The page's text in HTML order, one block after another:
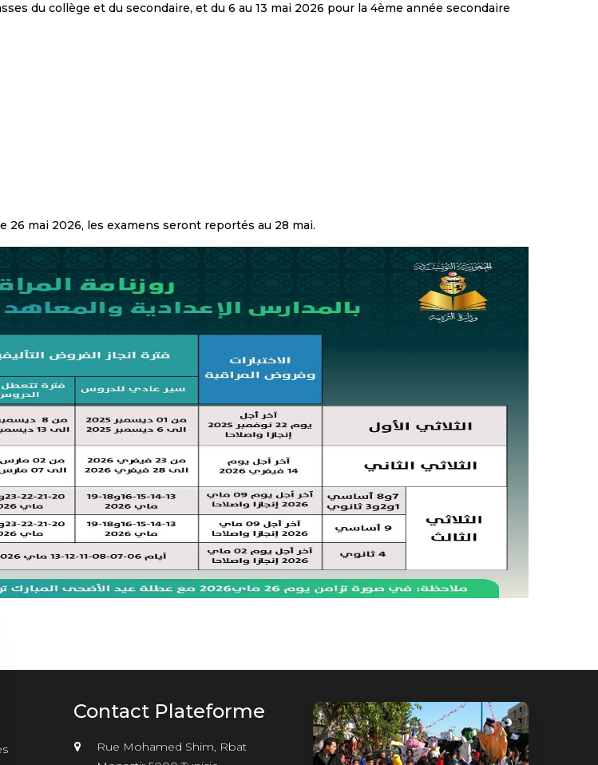
du collège et du secondaire, et du 6 au 13 mai 2026 pour la 4ème année secondaire
26 mai 2026, les examens seront reportés au 28 mai.
Contact Plateforme
Rue Mohamed Shim, Rbat